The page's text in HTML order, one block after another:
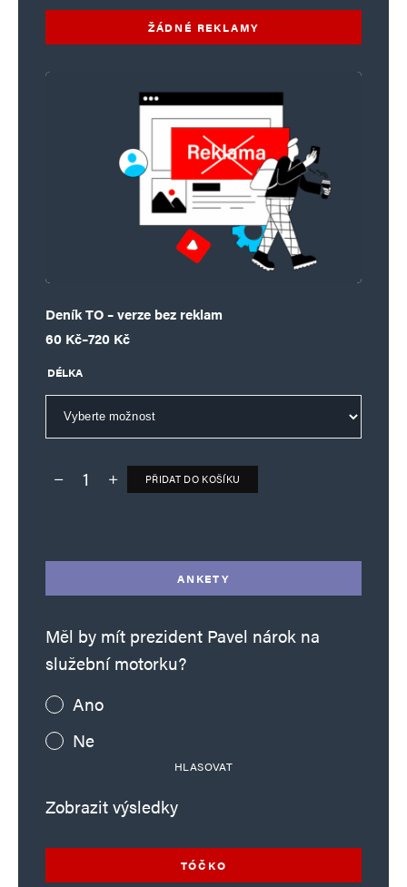
ŽÁDNÉ REKLAMY
Deník TO – verze bez reklam
60 Kč–720 Kč
Rozpětí cen: 60 Kč až 720 Kč
DÉLKA
Deník TO – verze bez reklam množství
PŘIDAT DO KOŠÍKU
ANKETY
Měl by mít prezident Pavel nárok na
služební motorku?
Ano
Ne
HLASOVAT
Zobrazit výsledky
TÓČKO